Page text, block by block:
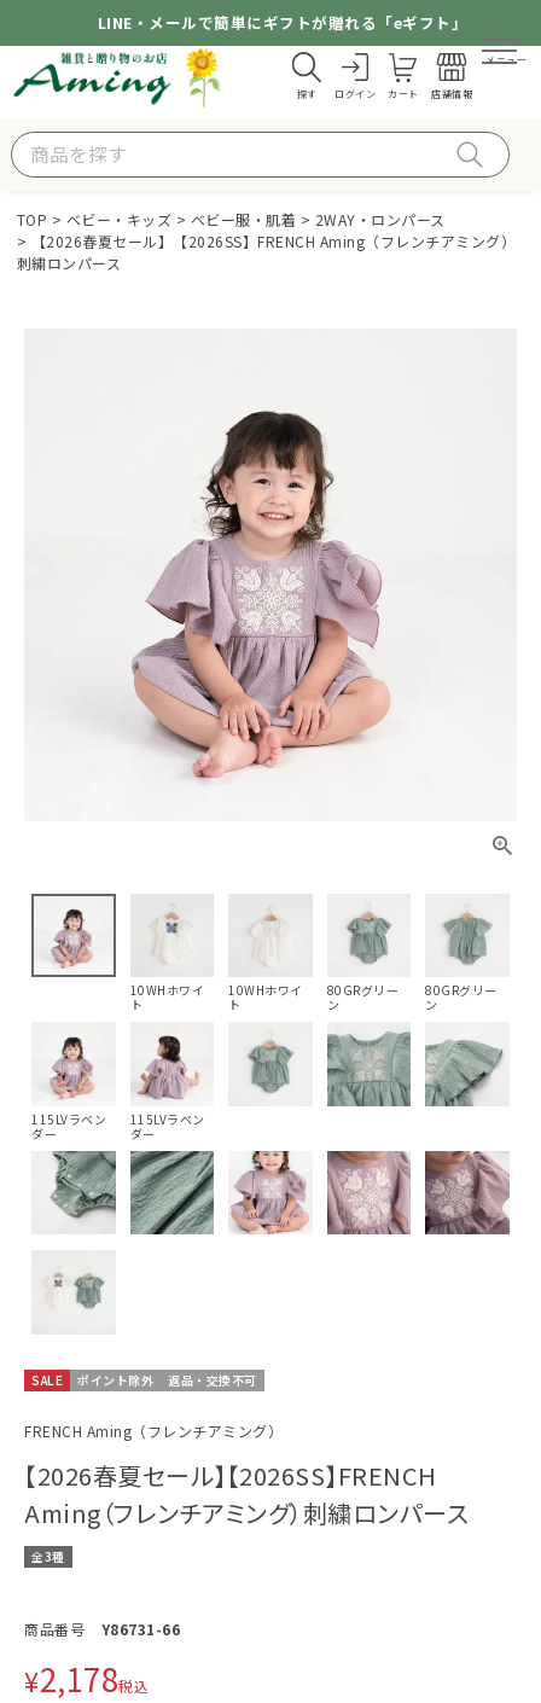
LINE・メールで簡単にギフトが贈れる「eギフト」
探す ログイン カート 店舗情報
メニュー
TOP ベビー・キッズ ベビー服・肌着
2WAY・ロンパース
【2026春夏セール】【2026SS】FRENCH Aming（フレンチアミング）
刺繍ロンパース
10WHホワイ
ト
10WHホワイ
ト
80GRグリー
ン
80GRグリー
ン
115LVラベン
ダー
115LVラベン
ダー
SALE ポイント除外 返品・交換不可
FRENCH Aming（フレンチアミング）
【2026春夏セール】【2026SS】FRENCH
Aming（フレンチアミング）刺繍ロンパース
全3種
商品番号 Y86731-66
¥2,178税込